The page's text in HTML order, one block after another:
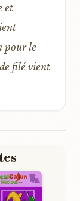
et
pour le
filé vient